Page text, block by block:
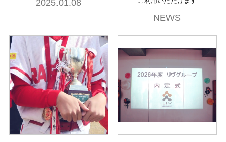
2025.01.08
NEWS